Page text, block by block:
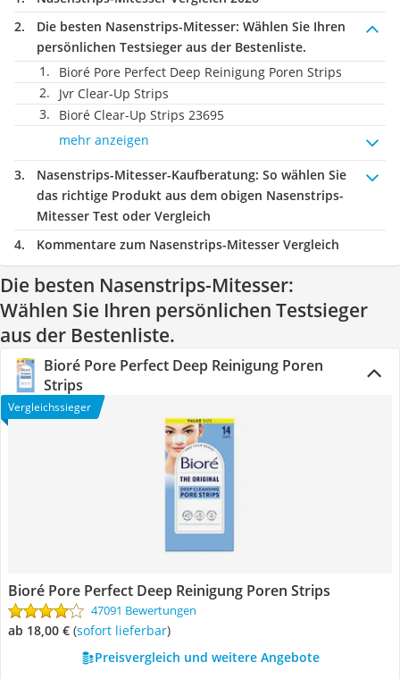
Die besten Nasenstrips-Mitesser: Wählen Sie Ihren
persönlichen Testsieger aus der Bestenliste.
Bioré Pore Perfect Deep Reinigung Poren Strips
Jvr Clear-Up Strips
Bioré Clear-Up Strips 23695
mehr anzeigen
Nasenstrips-Mitesser-Kaufberatung: So wählen Sie
das richtige Produkt aus dem obigen Nasenstrips-
Mitesser Test oder Vergleich
Kommentare zum Nasenstrips-Mitesser Vergleich
Die besten Nasenstrips-Mitesser:
Wählen Sie Ihren persönlichen Testsieger
aus der Bestenliste.
Bioré Pore Perfect Deep Reinigung Poren
Strips
Vergleichssieger
Bioré Pore Perfect Deep Reinigung Poren Strips
47091 Bewertungen
ab 18,00 € ( Sofort lieferbar)
Preisvergleich und weitere Angebote